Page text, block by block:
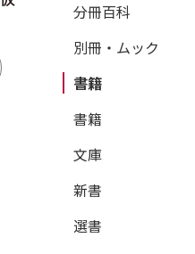
分冊百科
別冊・ムック
書籍
書籍
文庫
新書
選書